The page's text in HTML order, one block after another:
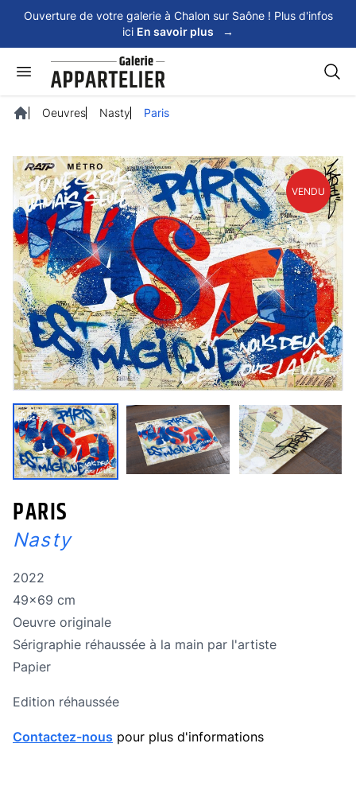
Ouverture de votre galerie à Chalon sur Saône ! Plus d'infos
ici En savoir plus →
Oeuvres Nasty Paris
VENDU
PARIS
Nasty
Année de réalisation
2022
Dimensions
49x69 cm
Oeuvre originale
Oeuvre originale
Technique
Sérigraphie réhaussée à la main par l'artiste
Technique
Papier
Edition réhaussée
Contactez-nous pour plus d'informations
Panneau de gestion des cookies